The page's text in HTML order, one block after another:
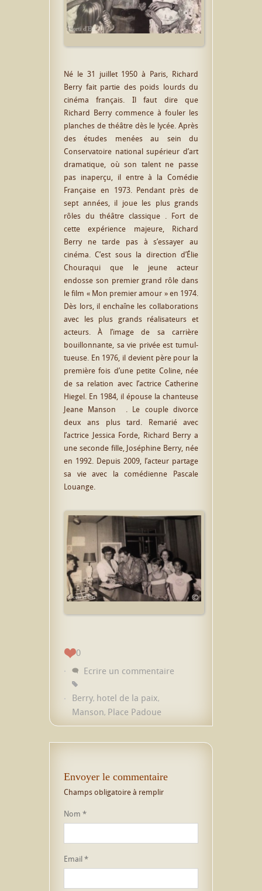
Né le 31 juillet 1950 à Paris, Richard
Berry fait partie des poids lourds du
cinéma français. Il faut dire que
Richard Berry commence à fouler les
planches de théâtre dès le lycée. Après
des études menées au sein du
Conservatoire national supérieur d’art
dramatique, où son talent ne passe
pas inaperçu, il entre à la Comédie
Française en 1973. Pendant près de
sept années, il joue les plus grands
rôles du théâtre classique . Fort de
cette expérience majeure, Richard
Berry ne tarde pas à s’essayer au
cinéma. C’est sous la direction d’Élie
Chou­raqui que le jeune acteur
endosse son premier grand rôle dans
le film « Mon premier amour » en 1974.
Dès lors, il enchaîne les colla­bo­ra­tions
avec les plus grands réali­sa­teurs et
acteurs. À l’image de sa carrière
bouillon­nante, sa vie privée est tumul­
tueuse. En 1976, il devient père pour la
première fois d’une petite Coline, née
de sa relation avec l’actrice Cathe­rine
Hiegel. En 1984, il épouse la chanteuse
Jeane Manson . Le couple divorce
deux ans plus tard. Rema­rié avec
l’actrice Jessica Forde, Richard Berry a
une seconde fille, José­phine Berry, née
en 1992. Depuis 2009, l’acteur partage
sa vie avec la comédienne Pascale
Louange.
0
Ecrire un commentaire
Berry, hotel de la paix,
Manson, Place Padoue
Envoyer le commentaire
Champs obligatoire à remplir
Nom *
Email*